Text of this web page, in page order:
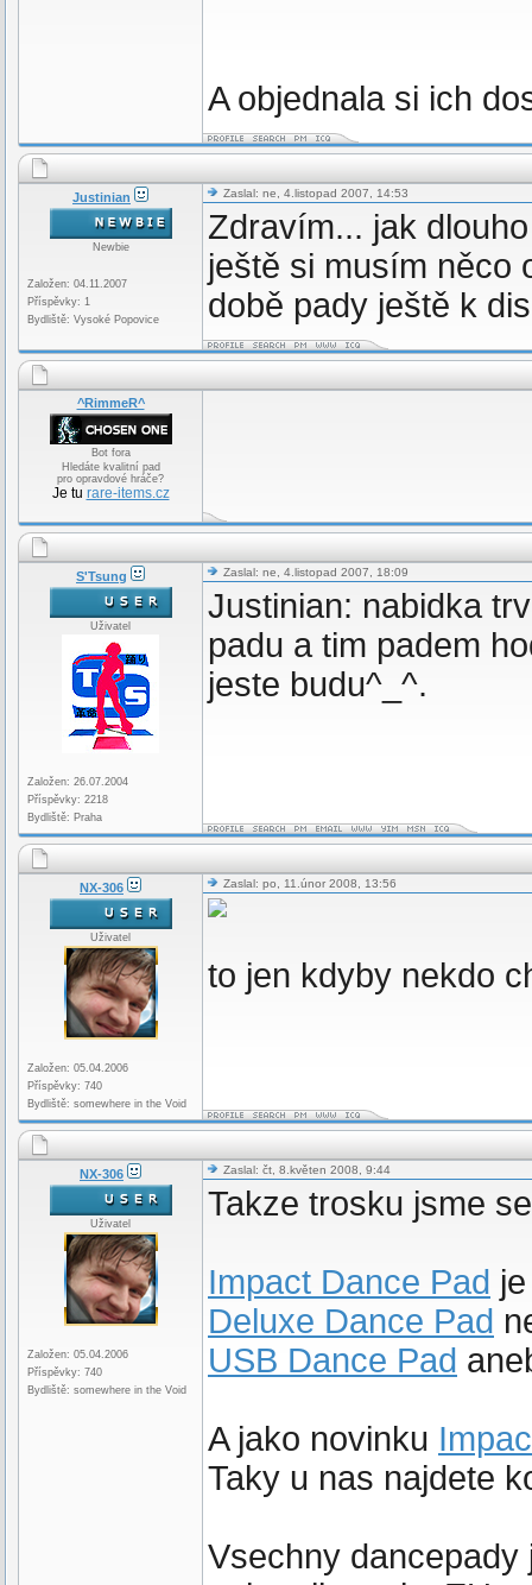
A objednala si ich
Justinian
Newbie
Založen: 04.11.2007
Příspěvky: 1
Bydliště: Vysoké Popovice
Zaslal: ne, 4.listopad 2007, 14:53
Zdravím... jak
ještě si musím něco
době pady ještě k
^RimmeR^
Bot fora
Hledáte kvalitní pad
pro opravdové hráče?
Je tu rare-items.cz
S'Tsung
Uživatel
Založen: 26.07.2004
Příspěvky: 2218
Bydliště: Praha
Zaslal: ne, 4.listopad 2007, 18:09
Justinian: nabidka
padu a tim padem
jeste budu^_^.
NX-306
Uživatel
Založen: 05.04.2006
Příspěvky: 740
Bydliště: somewhere in the Void
Zaslal: po, 11.únor 2008, 13:56
to jen kdyby nekdo
NX-306
Uživatel
Založen: 05.04.2006
Příspěvky: 740
Bydliště: somewhere in the Void
Zaslal: čt, 8.květen 2008, 9:44
Takze trosku jsme
Impact Dance Pad
Deluxe Dance Pad
USB Dance Pad
A jako novinku
Taky u nas najdete
Vsechny dancepady